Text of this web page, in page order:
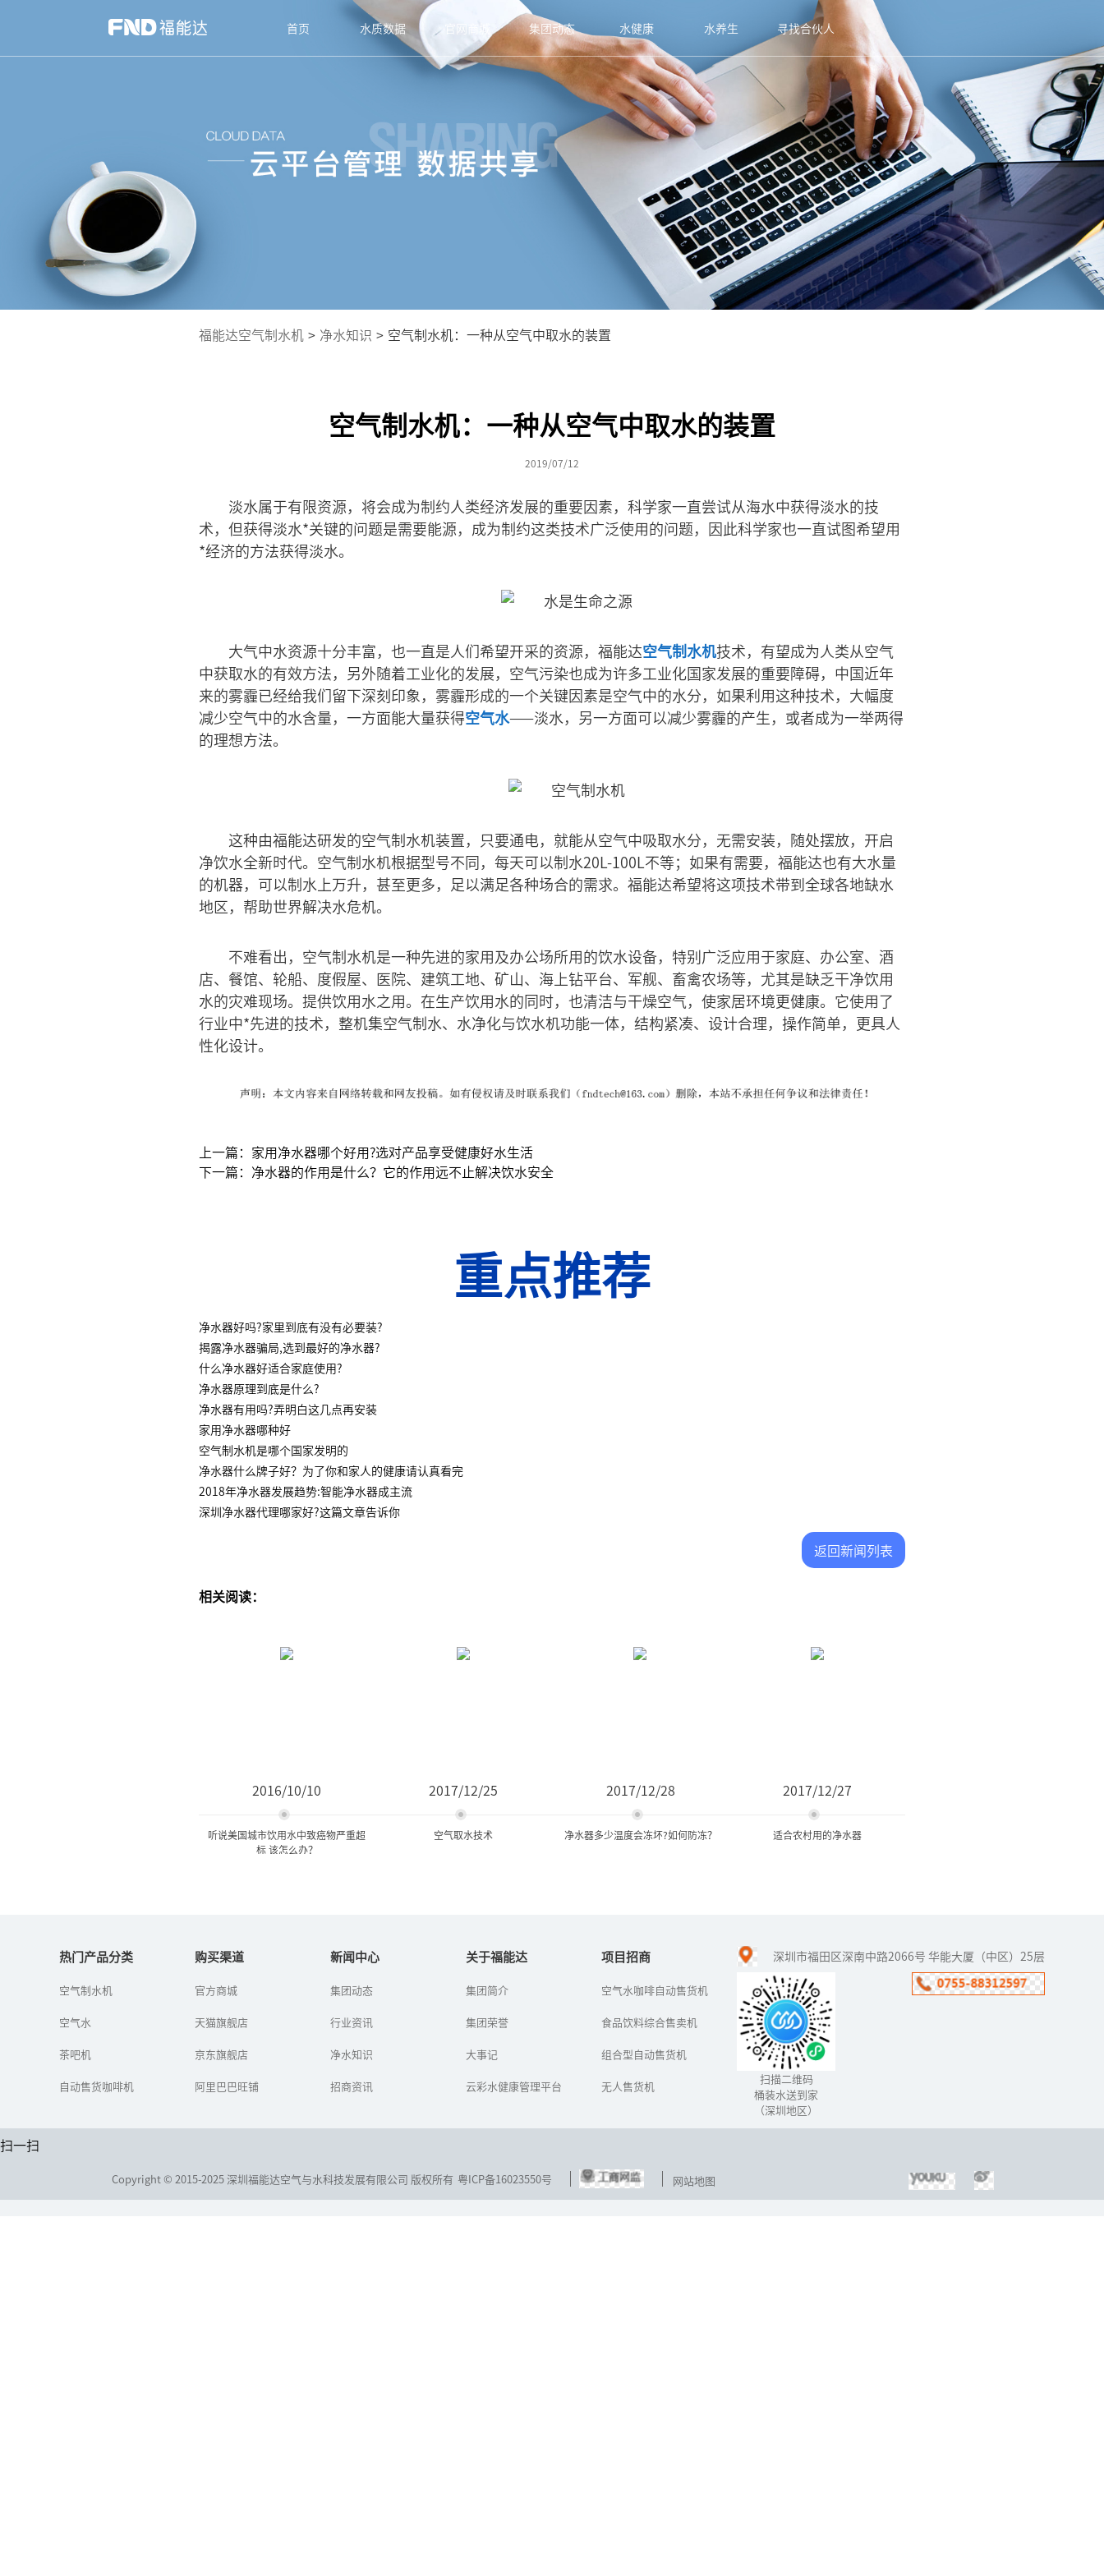
首页 水质数据 官网商城 集团动态 水健康 水养生 寻找合伙人
福能达空气制水机 > 净水知识 > 空气制水机：一种从空气中取水的装置
空气制水机：一种从空气中取水的装置
2019/07/12
淡水属于有限资源，将会成为制约人类经济发展的重要因素，科学家一直尝试从海水中获得淡水的技
术，但获得淡水*关键的问题是需要能源，成为制约这类技术广泛使用的问题，因此科学家也一直试图希望用
*经济的方法获得淡水。
大气中水资源十分丰富，也一直是人们希望开采的资源，福能达空气制水机技术，有望成为人类从空气
中获取水的有效方法，另外随着工业化的发展，空气污染也成为许多工业化国家发展的重要障碍，中国近年
来的雾霾已经给我们留下深刻印象，雾霾形成的一个关键因素是空气中的水分，如果利用这种技术，大幅度
减少空气中的水含量，一方面能大量获得空气水——淡水，另一方面可以减少雾霾的产生，或者成为一举两得
的理想方法。
这种由福能达研发的空气制水机装置，只要通电，就能从空气中吸取水分，无需安装，随处摆放，开启
净饮水全新时代。空气制水机根据型号不同，每天可以制水20L-100L不等；如果有需要，福能达也有大水量
的机器，可以制水上万升，甚至更多，足以满足各种场合的需求。福能达希望将这项技术带到全球各地缺水
地区，帮助世界解决水危机。
不难看出，空气制水机是一种先进的家用及办公场所用的饮水设备，特别广泛应用于家庭、办公室、酒
店、餐馆、轮船、度假屋、医院、建筑工地、矿山、海上钻平台、军舰、畜禽农场等，尤其是缺乏干净饮用
水的灾难现场。提供饮用水之用。在生产饮用水的同时，也清洁与干燥空气，使家居环境更健康。它使用了
行业中*先进的技术，整机集空气制水、水净化与饮水机功能一体，结构紧凑、设计合理，操作简单，更具人
性化设计。
上一篇：家用净水器哪个好用?选对产品享受健康好水生活
下一篇：净水器的作用是什么？它的作用远不止解决饮水安全
重点推荐
净水器好吗?家里到底有没有必要装?
揭露净水器骗局,选到最好的净水器?
什么净水器好适合家庭使用?
净水器原理到底是什么?
净水器有用吗?弄明白这几点再安装
家用净水器哪种好
空气制水机是哪个国家发明的
净水器什么牌子好？为了你和家人的健康请认真看完
2018年净水器发展趋势:智能净水器成主流
深圳净水器代理哪家好?这篇文章告诉你
返回新闻列表
相关阅读：
2016/10/10
听说美国城市饮用水中致癌物严重超
标 该怎么办？
最近，一篇《可怕! 洛杉
重超标 2亿人受肺癌"致
传播起...
2017/12/25
空气取水技术
乏国家，中国就是其中之
水难，都已经成为了普遍
2017/12/28
净水器多少温度会冻坏?如何防冻？
冬至已过，我国也随之进
的季节来了，一些北方地
保暖的同时，也要多注意
2017/12/27
适合农村用的净水器
农村有必要安装净水器
吗？什么样的净水器适合
农村？
热门产品分类
空气制水机
空气水
茶吧机
自动售货咖啡机
购买渠道
官方商城
天猫旗舰店
京东旗舰店
阿里巴巴旺铺
新闻中心
集团动态
行业资讯
净水知识
招商资讯
关于福能达
集团简介
集团荣誉
大事记
云彩水健康管理平台
项目招商
空气水咖啡自动售货机
食品饮料综合售卖机
组合型自动售货机
无人售货机
深圳市福田区深南中路2066号 华能大厦（中区）25层
扫描二维码
桶装水送到家
（深圳地区）
扫一扫
Copyright © 2015-2025 深圳福能达空气与水科技发展有限公司 版权所有 粤ICP备16023550号 网站地图